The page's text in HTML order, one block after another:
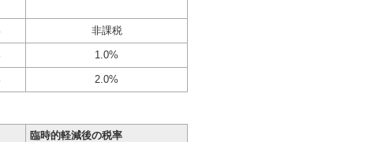
非課税
1.0%
2.0%
臨時的軽減後の税率